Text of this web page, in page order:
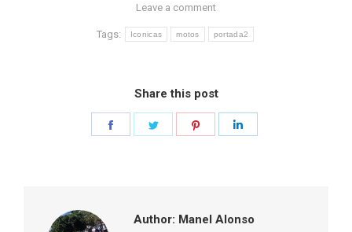
Leave a comment
Tags: Iconicas motos portada2
Share this post
Author: Manel Alonso